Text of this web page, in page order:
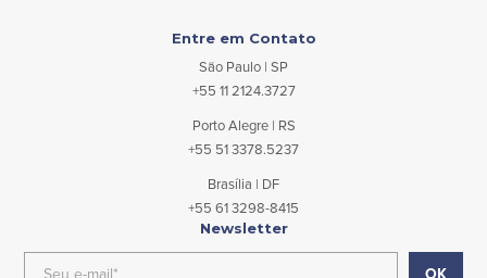
Entre em Contato
São Paulo | SP
+55 11 2124.3727
Porto Alegre | RS
+55 51 3378.5237
Brasília | DF
+55 61 3298-8415
Newsletter